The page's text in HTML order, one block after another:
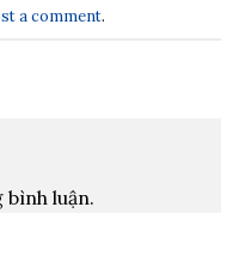
a comment.
bình luận.